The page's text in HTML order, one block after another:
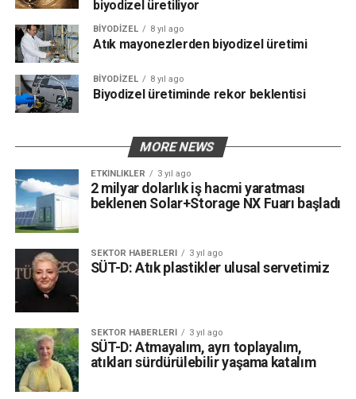
biyodizel üretiliyor
BIYODIZEL 8 yıl ago
Atık mayonezlerden biyodizel üretimi
BIYODIZEL 8 yıl ago
Biyodizel üretiminde rekor beklentisi
MORE NEWS
ETKINLIKLER 3 yıl ago
2 milyar dolarlık iş hacmi yaratması
beklenen Solar+Storage NX Fuarı başladı
SEKTÖR HABERLERI 3 yıl ago
SÜT-D: Atık plastikler ulusal servetimiz
SEKTÖR HABERLERI 3 yıl ago
SÜT-D: Atmayalım, ayrı toplayalım,
atıkları sürdürülebilir yaşama katalım